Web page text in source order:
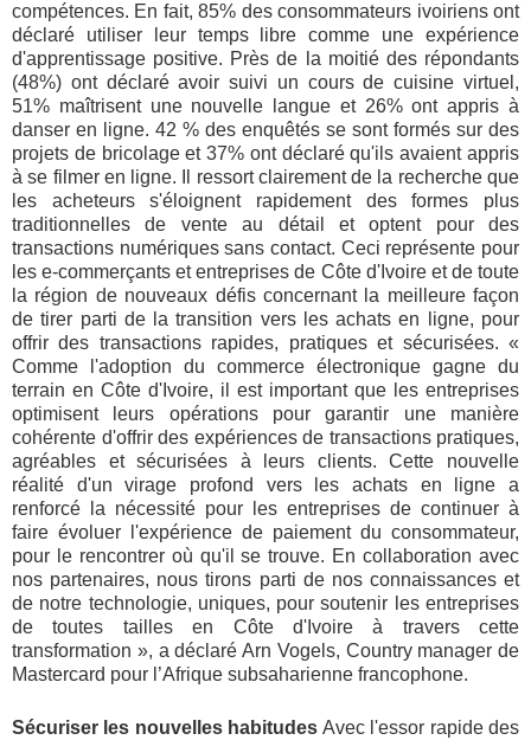
compétences. En fait, 85% des consommateurs ivoiriens ont
déclaré utiliser leur temps libre comme une expérience
d'apprentissage positive. Près de la moitié des répondants
(48%) ont déclaré avoir suivi un cours de cuisine virtuel,
51% maîtrisent une nouvelle langue et 26% ont appris à
danser en ligne. 42 % des enquêtés se sont formés sur des
projets de bricolage et 37% ont déclaré qu'ils avaient appris
à se filmer en ligne. Il ressort clairement de la recherche que
les acheteurs s'éloignent rapidement des formes plus
traditionnelles de vente au détail et optent pour des
transactions numériques sans contact. Ceci représente pour
les e-commerçants et entreprises de Côte d'Ivoire et de toute
la région de nouveaux défis concernant la meilleure façon
de tirer parti de la transition vers les achats en ligne, pour
offrir des transactions rapides, pratiques et sécurisées. «
Comme l'adoption du commerce électronique gagne du
terrain en Côte d'Ivoire, il est important que les entreprises
optimisent leurs opérations pour garantir une manière
cohérente d'offrir des expériences de transactions pratiques,
agréables et sécurisées à leurs clients. Cette nouvelle
réalité d'un virage profond vers les achats en ligne a
renforcé la nécessité pour les entreprises de continuer à
faire évoluer l'expérience de paiement du consommateur,
pour le rencontrer où qu'il se trouve. En collaboration avec
nos partenaires, nous tirons parti de nos connaissances et
de notre technologie, uniques, pour soutenir les entreprises
de toutes tailles en Côte d'Ivoire à travers cette
transformation », a déclaré Arn Vogels, Country manager de
Mastercard pour l’Afrique subsaharienne francophone.
Sécuriser les nouvelles habitudesAvec l'essor rapide des